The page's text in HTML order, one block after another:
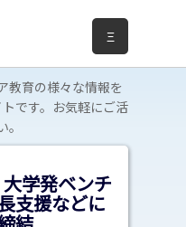
Ξ
教育の様々な情報を
です。お気軽にご活
学発ベンチ
支援などに